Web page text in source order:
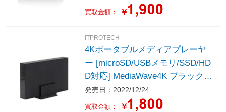
買取金額： ￥
ITPROTECH
4Kポータブルメディアプレーヤ
ー [microSD/USBメモリ/SSD/HD
D対応] MediaWave4K ブラック M
EDIAWAVE4K
発売日：2022/12/24
買取金額： ￥